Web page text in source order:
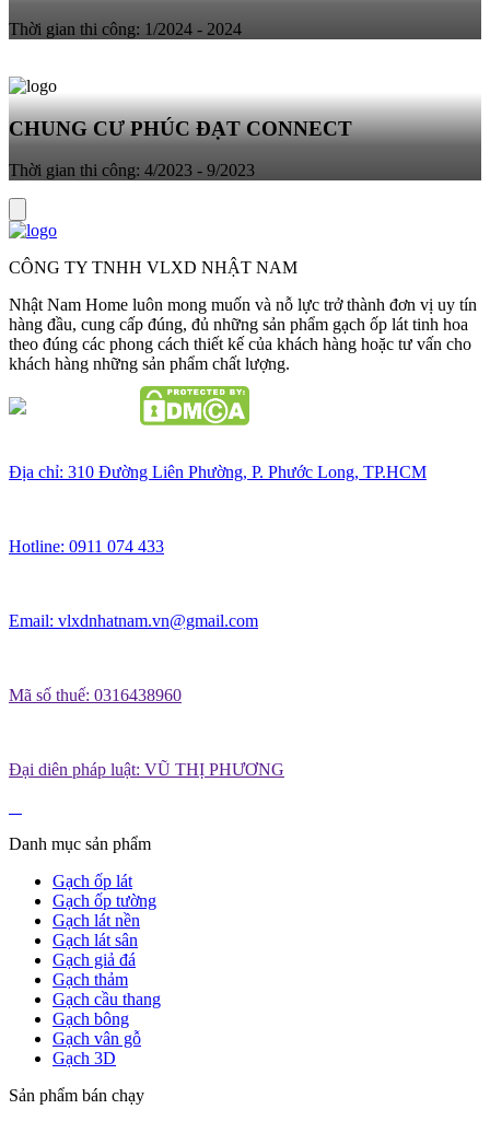
Thời gian thi công: 1/2024 - 2024
CHUNG CƯ PHÚC ĐẠT CONNECT
Thời gian thi công: 4/2023 - 9/2023
CÔNG TY TNHH VLXD NHẬT NAM
Nhật Nam Home luôn mong muốn và nỗ lực trở thành đơn vị uy tín
hàng đầu, cung cấp đúng, đủ những sản phẩm gạch ốp lát tinh hoa
theo đúng các phong cách thiết kế của khách hàng hoặc tư vấn cho
khách hàng những sản phẩm chất lượng.
Địa chỉ: 310 Đường Liên Phường, P. Phước Long, TP.HCM
Hotline: 0911 074 433
Email: vlxdnhatnam.vn@gmail.com
Mã số thuế: 0316438960
Đại diên pháp luật: VŨ THỊ PHƯƠNG
Danh mục sản phẩm
Gạch ốp lát
Gạch ốp tường
Gạch lát nền
Gạch lát sân
Gạch giả đá
Gạch thảm
Gạch cầu thang
Gạch bông
Gạch vân gỗ
Gạch 3D
Sản phẩm bán chạy